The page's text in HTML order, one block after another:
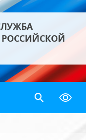
РОССИЙСКОЙ